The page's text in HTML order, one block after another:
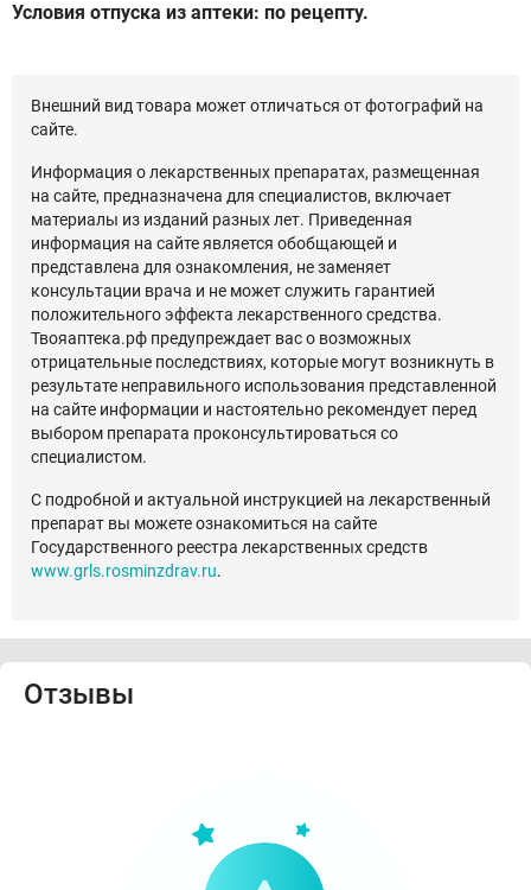
Условия отпуска из аптеки: по рецепту.
Внешний вид товара может отличаться от фотографий на
сайте.
Информация о лекарственных препаратах, размещенная
на сайте, предназначена для специалистов, включает
материалы из изданий разных лет. Приведенная
информация на сайте является обобщающей и
представлена для ознакомления, не заменяет
консультации врача и не может служить гарантией
положительного эффекта лекарственного средства.
Твояаптека.рф предупреждает вас о возможных
отрицательные последствиях, которые могут возникнуть в
результате неправильного использования представленной
на сайте информации и настоятельно рекомендует перед
выбором препарата проконсультироваться со
специалистом.
С подробной и актуальной инструкцией на лекарственный
препарат вы можете ознакомиться на сайте
Государственного реестра лекарственных средств
www.grls.rosminzdrav.ru.
Отзывы